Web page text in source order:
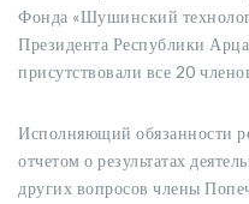
Фонда «Шушинский
Президента Республики
присутствовали все 20
Исполняющий обязанности
отчетом о результатах
других вопросов члены